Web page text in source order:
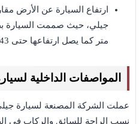
ارتفاع السيارة عن الأرض
متر كما يصل ارتفاعها حتى 1.643 متر.
المواصفات الداخلية لسيارة
عملت الشركة المصنعة لسيارة
نسب الراحة للسائق والركاب في